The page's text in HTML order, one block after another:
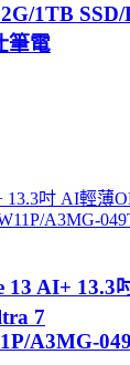
1TB
筆電
13 AI+ 13.3
7
A3MG-